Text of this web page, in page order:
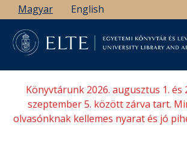
Ugrás
a
tartalomra
Magyar English
Könyvtárunk 2026. augusztus 1. és
szeptember 5. között zárva tart.
olvasónknak kellemes nyarat és jó